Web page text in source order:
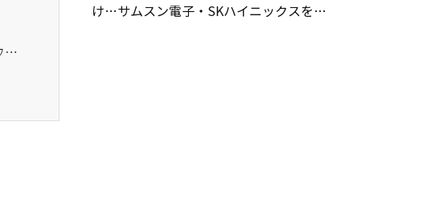
· 技術保証基金、現代自動車・起亜・企業銀行と半導体協力企業に1000億ウォンの金融支援
け…サムスン電子・SKハイニックスを巡